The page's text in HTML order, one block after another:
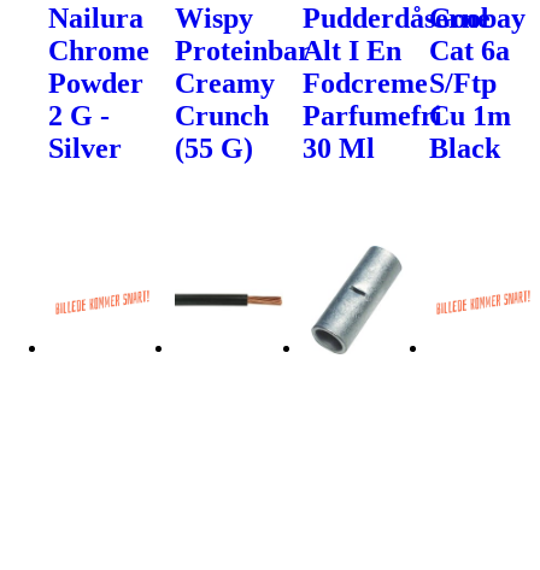
Nailura
Chrome
Powder
2 G -
Silver
Wispy
Proteinbar
Creamy
Crunch
(55 G)
Pudderdåserne
Alt I En
Fodcreme
Parfumefri
30 Ml
Goobay
Cat 6a
S/Ftp
Cu 1m
Black